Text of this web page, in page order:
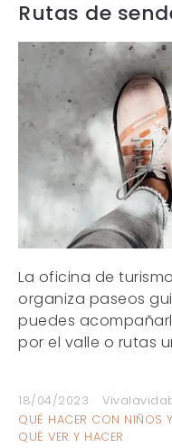
Rutas de
La oficina de
organiza paseos
puedes
por el valle o rutas
18/04/2023
QUÉ HACER CON NIÑOS
QUÉ VER Y HACER